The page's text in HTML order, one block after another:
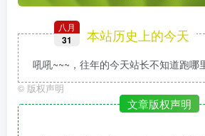
八月
31 本站历史上的今天
吼吼~~~，往年的今天站长不知道跑哪
© 版权声明
文章版权声明